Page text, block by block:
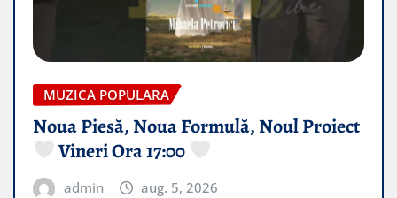
MUZICA POPULARA
Noua Piesă, Noua Formulă, Noul Proiect
Vineri Ora 17:00
admin aug. 5, 2026